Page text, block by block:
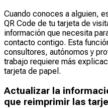
Cuando conoces a alguien,
QR Code de tu tarjeta de
información que necesita
contacto contigo. Esta
consultores, autónomos y
trabajo requiere más
tarjeta de papel.
Actualizar la
que reimprimir las